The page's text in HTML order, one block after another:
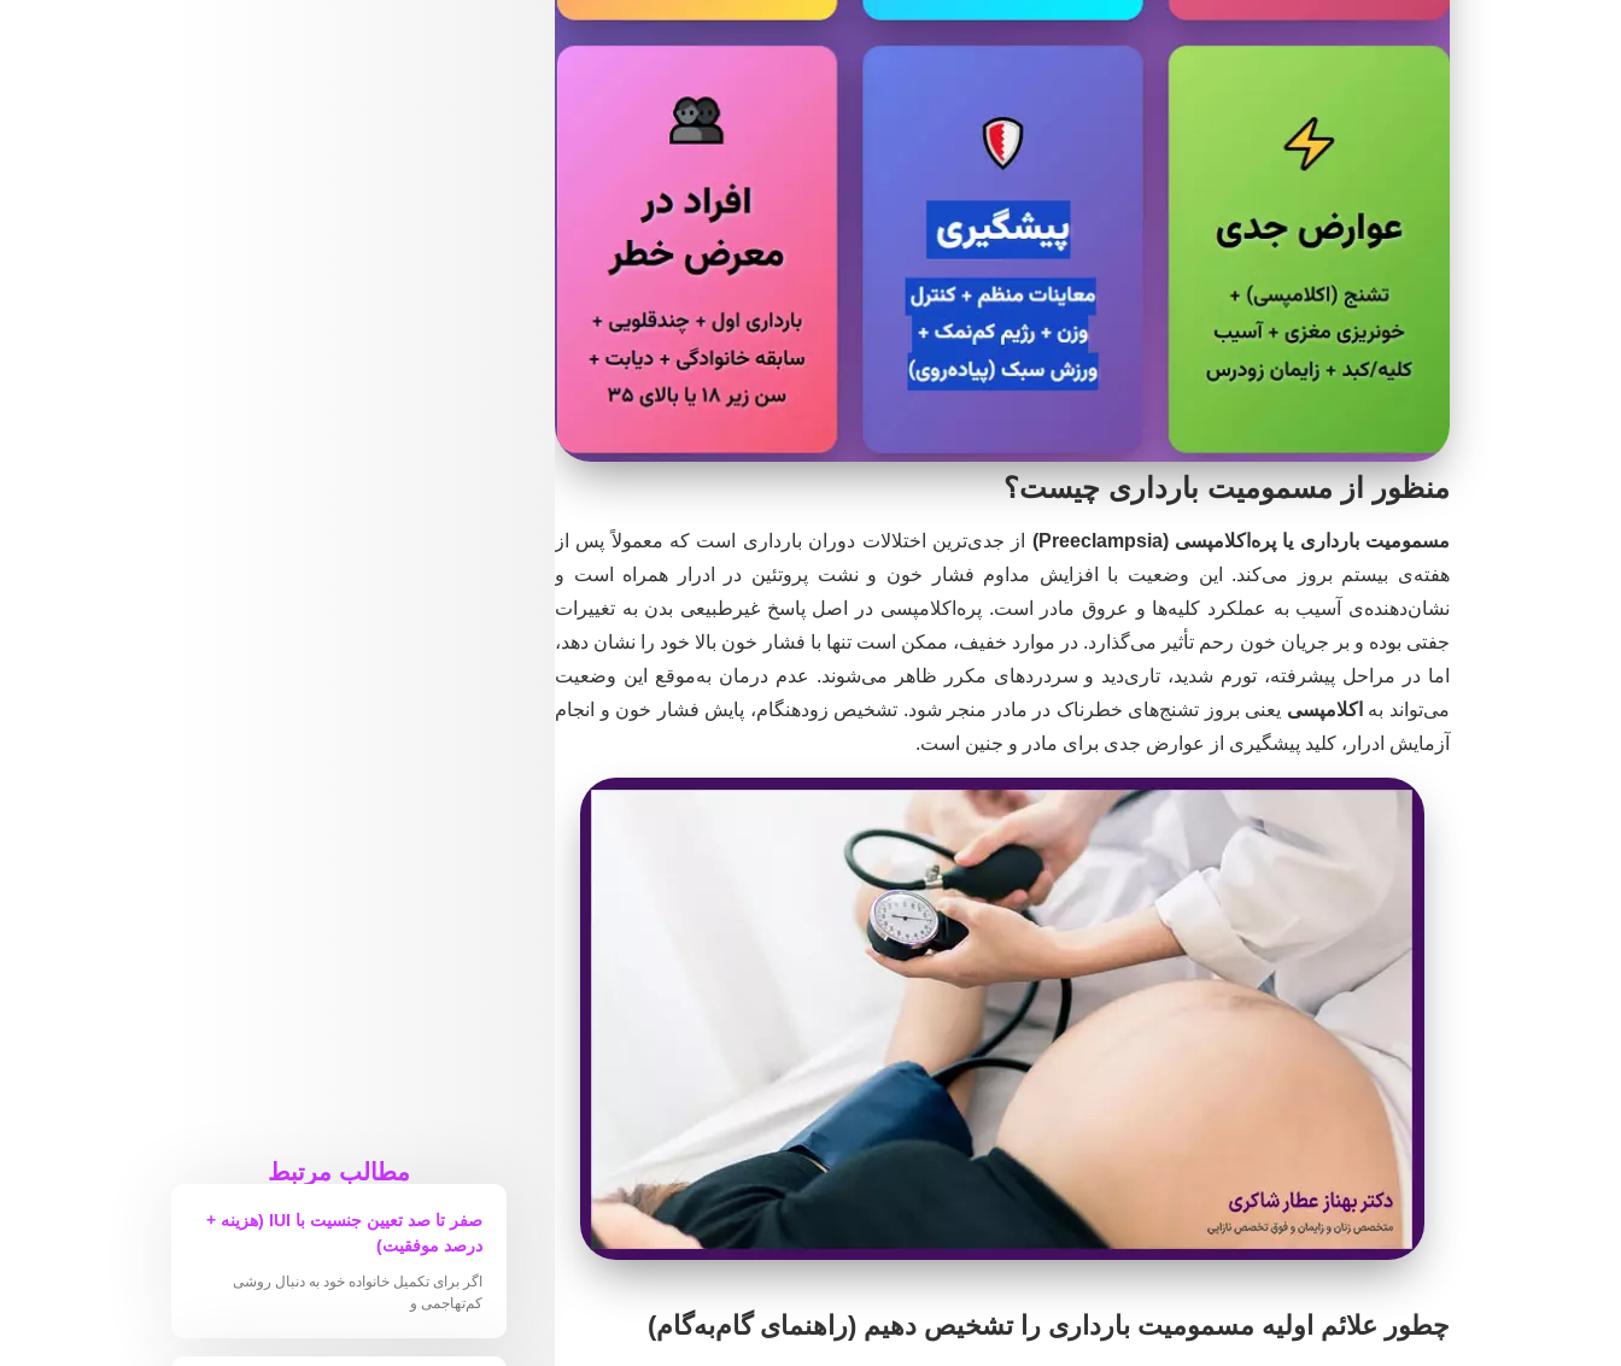
منظور از مسمومیت بارداری چیست؟
مسمومیت بارداری یا پره‌اکلامپسی (Preeclampsia)
از جدی‌ترین اختلالات دوران بارداری است که معمولاً پس از
هفته‌ی بیستم بروز می‌کند. این وضعیت با افزایش مداوم فشار خون و نشت پروتئین در ادرار همراه است و
نشان‌دهنده‌ی آسیب به عملکرد کلیه‌ها و عروق مادر است. پره‌اکلامپسی در اصل پاسخ غیرطبیعی بدن به تغییرات
جفتی بوده و بر جریان خون رحم تأثیر می‌گذارد. در موارد خفیف، ممکن است تنها با فشار خون بالا خود را نشان دهد،
اما در مراحل پیشرفته، تورم شدید، تاری‌دید و سردردهای مکرر ظاهر می‌شوند. عدم درمان به‌موقع این وضعیت
می‌تواند به اکلامپسی یعنی بروز تشنج‌های خطرناک در مادر منجر شود. تشخیص زودهنگام، پایش فشار خون و انجام
آزمایش ادرار، کلید پیشگیری از عوارض جدی برای مادر و جنین است.
چطور علائم اولیه مسمومیت بارداری را تشخیص دهیم (راهنمای گام‌به‌گام)
مطالب مرتبط
صفر تا صد تعیین جنسیت با IUI (هزینه +
درصد موفقیت)
اگر برای تکمیل خانواده خود به دنبال روشی
کم‌تهاجمی و